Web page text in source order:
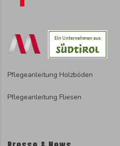
Pflegeanleitung Holzböden
Pflegeanleitung Fliesen